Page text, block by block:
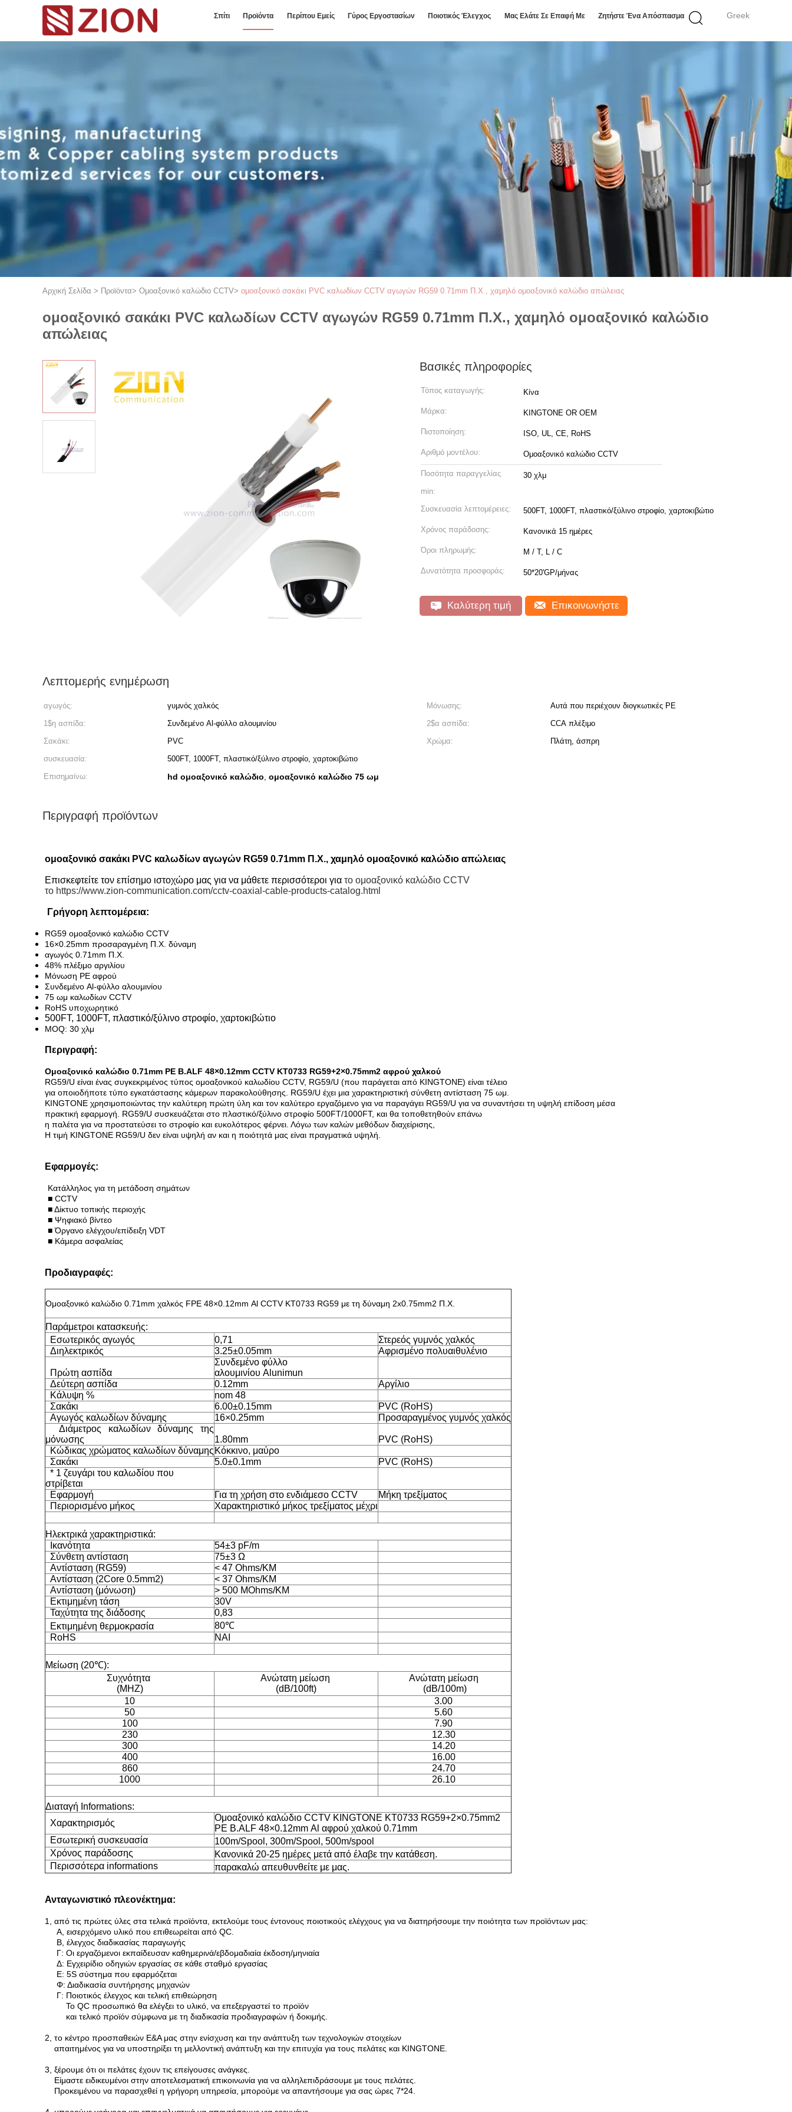
Greek
Σπίτι Προϊόντα Περίπου Εμείς Γύρος Εργοστασίων Ποιοτικός Έλεγχος Μας Ελάτε Σε Επαφή Με Ζητήστε Ένα Απόσπασμα
Αρχική Σελίδα > Προϊόντα> Ομοαξονικό καλώδιο CCTV> ομοαξονικό σακάκι PVC καλωδίων CCTV αγωγών RG59 0.71mm Π.Χ., χαμηλό ομοαξονικό καλώδιο απώλειας
ομοαξονικό σακάκι PVC καλωδίων CCTV αγωγών RG59 0.71mm Π.Χ., χαμηλό ομοαξονικό καλώδιο
απώλειας
Βασικές πληροφορίες
Τόπος καταγωγής: Κίνα
Μάρκα: KINGTONE OR OEM
Πιστοποίηση: ISO, UL, CE, RoHS
Αριθμό μοντέλου: Ομοαξονικό καλώδιο CCTV
Ποσότητα παραγγελίας
min:
30 χλμ
Συσκευασία λεπτομέρειες: 500FT, 1000FT, πλαστικό/ξύλινο στροφίο, χαρτοκιβώτιο
Χρόνος παράδοσης: Κανονικά 15 ημέρες
Όροι πληρωμής: Μ / Τ, L / C
Δυνατότητα προσφοράς: 50*20'GP/μήνας
Καλύτερη τιμή Επικοινωνήστε
Λεπτομερής ενημέρωση
αγωγός: γυμνός χαλκός Μόνωσης:
Αυτά που περιέχουν διογκωτικές PE
1$η ασπίδα:
Συνδεμένο Al-φύλλο αλουμινίου 2$α ασπίδα:
CCA πλέξιμο
Σακάκι:
PVC Χρώμα:
Πλάτη, άσπρη
συσκευασία:
500FT, 1000FT, πλαστικό/ξύλινο στροφίο, χαρτοκιβώτιο
Επισημαίνω:
hd ομοαξονικό καλώδιο, ομοαξονικό καλώδιο 75 ωμ
Περιγραφή προϊόντων
ομοαξονικό σακάκι PVC καλωδίων αγωγών RG59 0.71mm Π.Χ., χαμηλό ομοαξονικό καλώδιο απώλειας
Επισκεφτείτε τον επίσημο ιστοχώρο μας για να μάθετε περισσότεροι για το ομοαξονικό καλώδιο CCTV
το https://www.zion-communication.com/cctv-coaxial-cable-products-catalog.html
Γρήγορη λεπτομέρεια:
RG59 ομοαξονικό καλώδιο CCTV
16×0.25mm προσαραγμένη Π.Χ. δύναμη
αγωγός 0.71mm Π.Χ.
48% πλέξιμο αργιλίου
Μόνωση PE αφρού
Συνδεμένο Al-φύλλο αλουμινίου
75 ωμ καλωδίων CCTV
RoHS υποχωρητικό
500FT, 1000FT, πλαστικό/ξύλινο στροφίο, χαρτοκιβώτιο
MOQ: 30 χλμ
Περιγραφή:
Ομοαξονικό καλώδιο 0.71mm PE B.ALF 48×0.12mm CCTV KT0733 RG59+2×0.75mm2 αφρού χαλκού
RG59/U είναι ένας συγκεκριμένος τύπος ομοαξονικού καλωδίου CCTV, RG59/U (που παράγεται από KINGTONE) είναι τέλειο
για οποιοδήποτε τύπο εγκατάστασης κάμερων παρακολούθησης. RG59/U έχει μια χαρακτηριστική σύνθετη αντίσταση 75 ωμ.
KINGTONE χρησιμοποιώντας την καλύτερη πρώτη ύλη και τον καλύτερο εργαζόμενο για να παραγάγει RG59/U για να συναντήσει τη υψηλή επίδοση μέσα
πρακτική εφαρμογή. RG59/U συσκευάζεται στο πλαστικό/ξύλινο στροφίο 500FT/1000FT, και θα τοποθετηθούν επάνω
η παλέτα για να προστατεύσει το στροφίο και ευκολότερος φέρνει. Λόγω των καλών μεθόδων διαχείρισης,
Η τιμή KINGTONE RG59/U δεν είναι υψηλή αν και η ποιότητά μας είναι πραγματικά υψηλή.
Εφαρμογές:
Κατάλληλος για τη μετάδοση σημάτων
■ CCTV
■ Δίκτυο τοπικής περιοχής
■ Ψηφιακό βίντεο
■ Όργανο ελέγχου/επίδειξη VDT
■ Κάμερα ασφαλείας
Προδιαγραφές:
Ομοαξονικό καλώδιο 0.71mm χαλκός FPE 48×0.12mm Al CCTV KT0733 RG59 με τη δύναμη 2x0.75mm2 Π.Χ.
Παράμετροι κατασκευής:
Εσωτερικός αγωγός
0,71
Στερεός γυμνός χαλκός
Διηλεκτρικός
3.25±0.05mm Αφρισμένο πολυαιθυλένιο
Πρώτη ασπίδα
Συνδεμένο φύλλο
αλουμινίου Alunimun
Δεύτερη ασπίδα
0.12mm
Αργίλιο
Κάλυψη %
nom 48
Σακάκι
6.00±0.15mm
PVC (RoHS)
Αγωγός καλωδίων δύναμης
16×0.25mm
Προσαραγμένος γυμνός χαλκός
Διάμετρος καλωδίων δύναμης της
μόνωσης
1.80mm
PVC (RoHS)
Κώδικας χρώματος καλωδίων δύναμης Κόκκινο, μαύρο
Σακάκι
5.0±0.1mm
PVC (RoHS)
* 1 ζευγάρι του καλωδίου που
στρίβεται
Εφαρμογή
Για τη χρήση στο ενδιάμεσο CCTV
Μήκη τρεξίματος
Περιορισμένο μήκος
Χαρακτηριστικό μήκος τρεξίματος μέχρι
Ηλεκτρικά χαρακτηριστικά:
Ικανότητα
54±3 pF/m
Σύνθετη αντίσταση
75±3 Ω
Αντίσταση (RG59)
< 47 Ohms/KM
Αντίσταση (2Core 0.5mm2)
< 37 Ohms/KM
Αντίσταση (μόνωση)
> 500 MOhms/KM
Εκτιμημένη τάση
30V
Ταχύτητα της διάδοσης
0,83
Εκτιμημένη θερμοκρασία
80℃
RoHS
ΝΑΙ
Μείωση (20℃):
Συχνότητα
(MHZ)
Ανώτατη μείωση
(dB/100ft)
Ανώτατη μείωση
(dB/100m)
10
3.00
50
5.60
100
7.90
230
12.30
300
14.20
400
16.00
860
24.70
1000
26.10
Διαταγή Informations:
Χαρακτηρισμός
Ομοαξονικό καλώδιο CCTV KINGTONE KT0733 RG59+2×0.75mm2
PE B.ALF 48×0.12mm Al αφρού χαλκού 0.71mm
Εσωτερική συσκευασία
100m/Spool, 300m/Spool, 500m/spool
Χρόνος παράδοσης
Κανονικά 20-25 ημέρες μετά από έλαβε την κατάθεση.
Περισσότερα informations
παρακαλώ απευθυνθείτε με μας.
Ανταγωνιστικό πλεονέκτημα:
1, από τις πρώτες ύλες στα τελικά προϊόντα, εκτελούμε τους έντονους ποιοτικούς ελέγχους για να διατηρήσουμε την ποιότητα των προϊόντων μας:
Α, εισερχόμενο υλικό που επιθεωρείται από QC.
Β, έλεγχος διαδικασίας παραγωγής
Γ: Οι εργαζόμενοι εκπαίδευσαν καθημερινά/εβδομαδιαία έκδοση/μηνιαία
Δ: Εγχειρίδιο οδηγιών εργασίας σε κάθε σταθμό εργασίας
Ε: 5S σύστημα που εφαρμόζεται
Φ: Διαδικασία συντήρησης μηχανών
Γ: Ποιοτικός έλεγχος και τελική επιθεώρηση
Το QC προσωπικό θα ελέγξει το υλικό, να επεξεργαστεί το προϊόν
και τελικό προϊόν σύμφωνα με τη διαδικασία προδιαγραφών ή δοκιμής.
2, το κέντρο προσπαθειών Ε&Α μας στην ενίσχυση και την ανάπτυξη των τεχνολογιών στοιχείων
απαιτημένος για να υποστηρίξει τη μελλοντική ανάπτυξη και την επιτυχία για τους πελάτες και KINGTONE.
3, ξέρουμε ότι οι πελάτες έχουν τις επείγουσες ανάγκες.
Είμαστε ειδικευμένοι στην αποτελεσματική επικοινωνία για να αλληλεπιδράσουμε με τους πελάτες.
Προκειμένου να παρασχεθεί η γρήγορη υπηρεσία, μπορούμε να απαντήσουμε για σας ώρες 7*24.